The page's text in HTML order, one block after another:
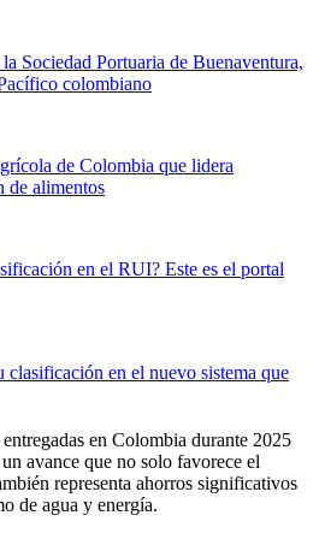
Sociedad Portuaria de Buenaventura,
colombiano
de Colombia que lidera
de alimentos
en el RUI? Este es el portal
clasificación en el nuevo sistema que
en Colombia durante 2025
avance que no solo favorece el
representa ahorros significativos
de agua y energía.